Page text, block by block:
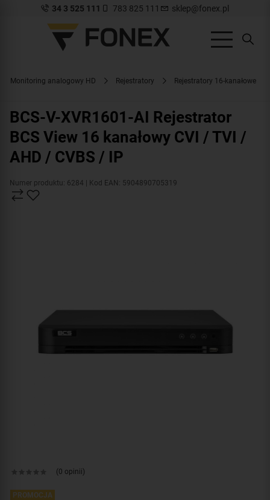
34 3 525 111 783 825 111 sklep@fonex.pl
Monitoring analogowy HD Rejestratory Rejestratory 16-kanałowe
BCS-V-XVR1601-AI Rejestrator
BCS View 16 kanałowy CVI / TVI /
AHD / CVBS / IP
Numer produktu: 6284 | Kod EAN: 5904890705319
(0 opinii)
PROMOCJA